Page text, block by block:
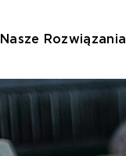
Nasze Rozwiązania